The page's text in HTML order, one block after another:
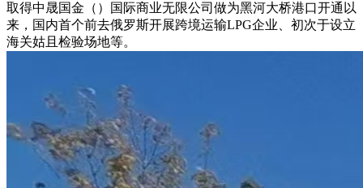
取得中晟国金（）国际商业无限公司做为黑河大桥港口开通以
来，国内首个前去俄罗斯开展跨境运输LPG企业、初次于设立
海关姑且检验场地等。